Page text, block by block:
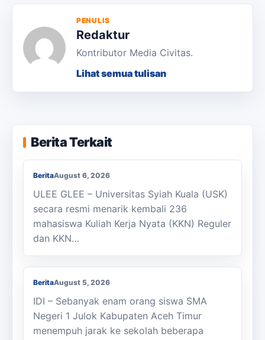
PENULIS
Redaktur
Kontributor Media Civitas.
Lihat semua tulisan
Berita Terkait
KKN Usai, KOSI USK Apresiasi Dukungan
Masyarakat Bandar Dua
BeritaAugust 6, 2026
ULEE GLEE – Universitas Syiah Kuala (USK)
secara resmi menarik kembali 236
mahasiswa Kuliah Kerja Nyata (KKN) Reguler
dan KKN…
Berjalan Kaki ke Sekolah, Enam Siswa
SMAN 1 Julok Butuh Sepeda
BeritaAugust 5, 2026
IDI – Sebanyak enam orang siswa SMA
Negeri 1 Julok Kabupaten Aceh Timur
menempuh jarak ke sekolah beberapa